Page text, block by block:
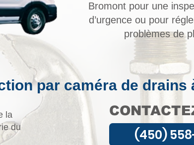
Bromont pour une
d’urgence ou pour
problèmes de
par caméra de drains
la
du
(450)